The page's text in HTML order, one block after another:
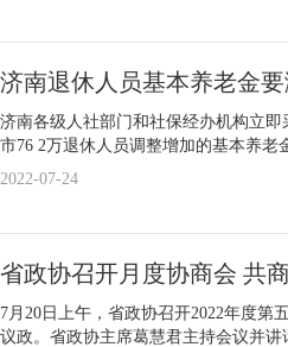
济南退休人员基本养老金要
济南各级人社部门和社保经办机构立
市76 2万退休人员调整增加的基本养老
2022-07-24
省政协召开月度协商会 共
7月20日上午，省政协召开2022年度第
议政。省政协主席葛慧君主持会议并讲